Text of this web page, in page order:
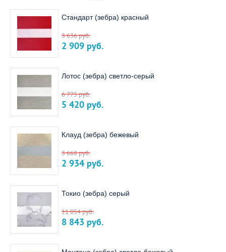
Стандарт (зебра) красный
3 636руб.
2 909 руб.
Лотос (зебра) светло-серый
6 775руб.
5 420 руб.
Клауд (зебра) бежевый
3 668руб.
2 934 руб.
Токио (зебра) серый
11 054руб.
8 843 руб.